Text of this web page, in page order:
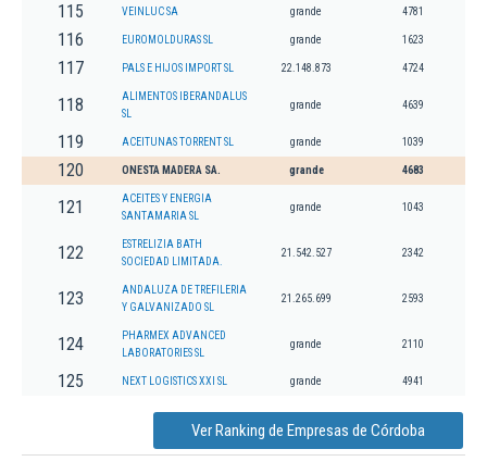
115 VEINLUC SA grande 4781
116 EUROMOLDURAS SL grande 1623
117 PALS E HIJOS IMPORT SL 22.148.873 4724
118
ALIMENTOS IBERANDALUS
SL
grande 4639
119 ACEITUNAS TORRENT SL grande 1039
120 ONESTA MADERA SA. grande 4683
121
ACEITES Y ENERGIA
SANTAMARIA SL
grande 1043
122
ESTRELIZIA BATH
SOCIEDAD LIMITADA.
21.542.527 2342
123
ANDALUZA DE TREFILERIA
Y GALVANIZADO SL
21.265.699 2593
124
PHARMEX ADVANCED
LABORATORIES SL
grande 2110
125 NEXT LOGISTICS XXI SL grande 4941
Ver Ranking de Empresas de Córdoba